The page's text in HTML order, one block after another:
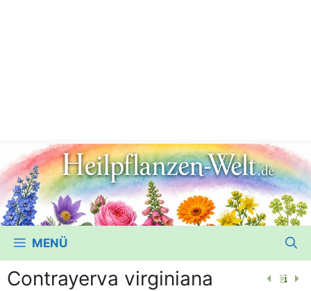
MENÜ
Contrayerva virginiana